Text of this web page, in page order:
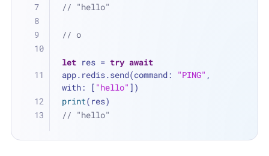
// "hello"
// o
let res = try await
app.redis.send(command: "PING" ,
with: [ "hello" ])
print(res)
// "hello"